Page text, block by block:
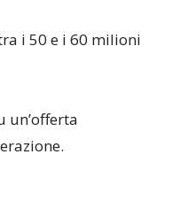
i 50 e i 60 milioni
un’offerta